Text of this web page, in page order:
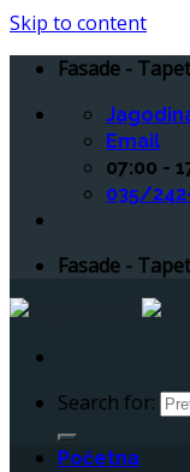
Skip to content
Fasade -
Email
07:00 -
035/
Fasade -
Search for:
Početna